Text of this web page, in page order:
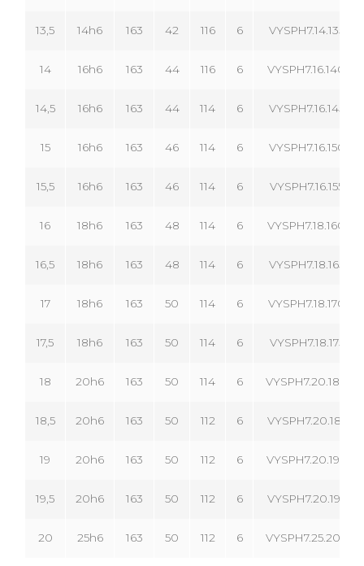
13,5 14h6 163 42 116 6
14 16h6 163 44 116 6
14,5 16h6 163 44 114 6
15 16h6 163 46 114 6
15,5 16h6 163 46 114 6
16 18h6 163 48 114 6
16,5 18h6 163 48 114 6
17 18h6 163 50 114 6
17,5 18h6 163 50 114 6
18 20h6 163 50 114 6
18,5 20h6 163 50 112 6
19 20h6 163 50 112 6
19,5 20h6 163 50 112 6
20 25h6 163 50 112 6